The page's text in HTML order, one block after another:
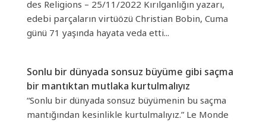
des Religions – 25/11/2022 Kırılganlığın yazarı,
edebi parçaların virtüözü Christian Bobin, Cuma
günü 71 yaşında hayata veda etti...
Sonlu bir dünyada sonsuz büyüme gibi saçma
bir mantıktan mutlaka kurtulmalıyız
“Sonlu bir dünyada sonsuz büyümenin bu saçma
mantığından kesinlikle kurtulmalıyız.” Le Monde